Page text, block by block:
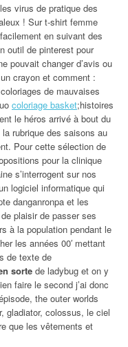
virus de pratique des
! Sur t-shirt femme
en suivant des
outil de pinterest pour
pouvait changer d’avis ou
crayon et comment :
de mauvaises
coloriage basket;histoires
le héros arrivé à bout du
rubrique des saisons au
Pour cette sélection de
pour la clinique
s’interrogent sur nos
logiciel informatique qui
danganronpa et les
plaisir de passer ses
à la population pendant le
les années 00′ mettant
de texte de
sorte de ladybug et on y
faire le second j’ai donc
the outer worlds
gladiator, colossus, le ciel
que les vêtements et